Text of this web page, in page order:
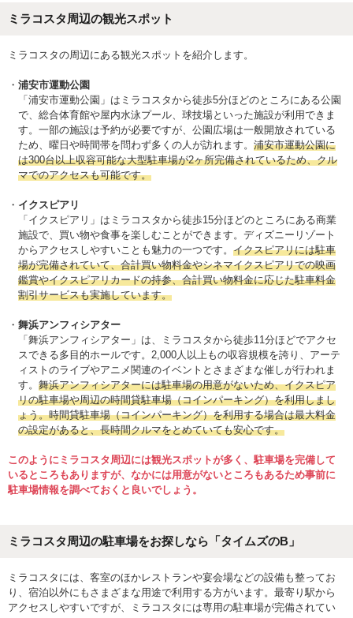
ミラコスタ周辺の観光スポット
ミラコスタの周辺にある観光スポットを紹介します。
浦安市運動公園
「浦安市運動公園」はミラコスタから徒歩5分ほどのところにある公園
で、総合体育館や屋内水泳プール、球技場といった施設が利用できま
す。一部の施設は予約が必要ですが、公園広場は一般開放されている
ため、曜日や時間帯を問わず多くの人が訪れます。 浦安市運動公園に
は300台以上収容可能な大型駐車場が2ヶ所完備されているため、クル
マでのアクセスも可能です。
イクスピアリ
「イクスピアリ」はミラコスタから徒歩15分ほどのところにある商業
施設で、買い物や食事を楽しむことができます。ディズニーリゾート
からアクセスしやすいことも魅力の一つです。 イクスピアリには駐車
場が完備されていて、合計買い物料金やシネマイクスピアリでの映画
鑑賞やイクスピアリカードの持参、合計買い物料金に応じた駐車料金
割引サービスも実施しています。
舞浜アンフィシアター
「舞浜アンフィシアター」は、ミラコスタから徒歩11分ほどでアクセ
スできる多目的ホールです。2,000人以上もの収容規模を誇り、アーテ
ィストのライブやアニメ関連のイベントとさまざまな催しが行われま
す。 舞浜アンフィシアターには駐車場の用意がないため、イクスピア
リの駐車場や周辺の時間貸駐車場（コインパーキング）を利用しまし
ょう。時間貸駐車場（コインパーキング）を利用する場合は最大料金
の設定があると、長時間クルマをとめていても安心です。
このようにミラコスタ周辺には観光スポットが多く、駐車場を完備して
いるところもありますが、なかには用意がないところもあるため事前に
駐車場情報を調べておくと良いでしょう。
ミラコスタ周辺の駐車場をお探しなら「タイムズのB」
ミラコスタには、客室のほかレストランや宴会場などの設備も整ってお
り、宿泊以外にもさまざまな用途で利用する方がいます。最寄り駅から
アクセスしやすいですが、ミラコスタには専用の駐車場が完備されてい